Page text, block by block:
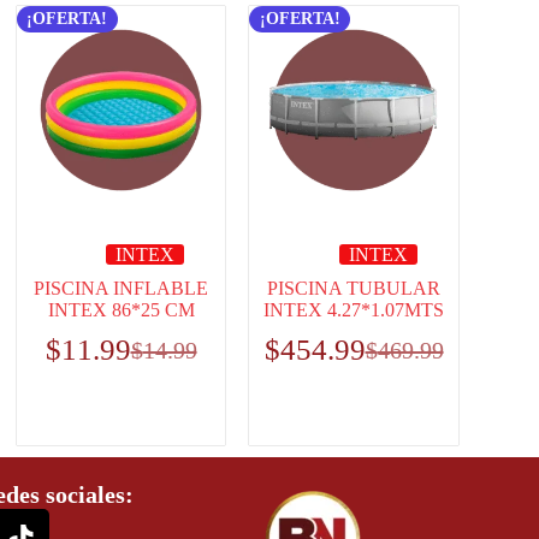
¡OFERTA!
INTEX
PISCINA INFLABLE
INTEX 86*25 CM
$14.99
$11.99
¡OFERTA!
INTEX
PISCINA TUBULAR
INTEX 4.27*1.07MTS
$469.99
$454.99
sociales: